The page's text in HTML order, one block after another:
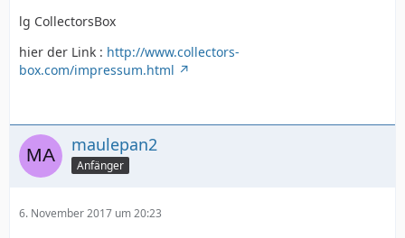
lg CollectorsBox
hier der Link : http://www.collectors-
box.com/impressum.html
maulepan2
Anfänger
6. November 2017 um 20:23